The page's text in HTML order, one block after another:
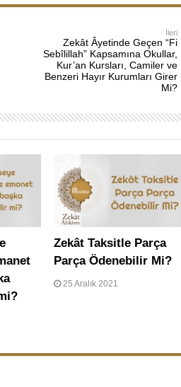
İleri
Zekât Âyetinde Geçen “Fi
Sebîlillah” Kapsamına Okullar,
Kur’an Kursları, Camiler ve
Benzeri Hayır Kurumları Girer
Mi?
Zekât Taksitle Parça
Parça Ödenebilir Mi?
25 Aralık 2021